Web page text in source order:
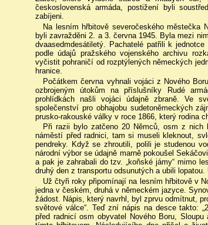
československá armáda, postižení byli
zabíjeni.
Na lesním hřbitově severočeského
byli zavražděni 2. a 3. června 1945. Byla mezi
dvaasedmdesátiletý. Pachatelé patřili k
podle údajů pražského vojenského archivu
vyčistit pohraničí od rozptýlených německých
hranice.
Počátkem června vyhnali vojáci z Nového
ozbrojeným útokům na příslušníky Rudé
prohlídkách našli vojáci údajně zbraně. Ve
společenství pro obhajobu sudetoněmeckých
prusko-rakouské války v roce 1866, který rodina
Při razii bylo zatčeno 20 Němců, osm z nich
náměstí před radnici, tam si museli kleknout,
pendreky. Když se zhroutili, polili je studenou
národní výbor se údajně marně pokoušel
a pak je zahrabali do tzv. „koňské jámy“ mimo
druhý den z transportu odsunutých a ubili
Už čtyři roky připomínají na lesním hřbitově v
jedna v českém, druhá v německém jazyce.
žádost. Nápis, který navrhl, byl zprvu odmítnut,
světové válce“. Teď zní nápis na desce takto:
před radnicí osm obyvatel Nového Boru,